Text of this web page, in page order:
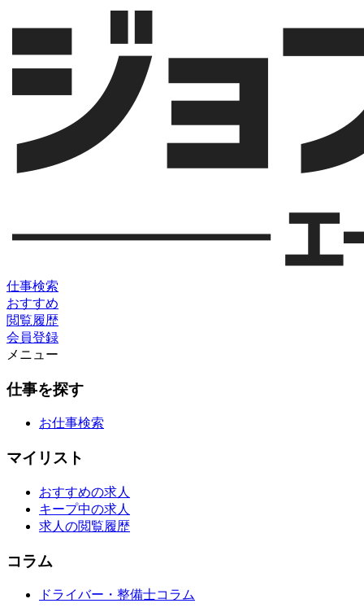
仕事検索
おすすめ
閲覧履歴
会員登録
メニュー
仕事を探す
お仕事検索
マイリスト
おすすめの求人
キープ中の求人
求人の閲覧履歴
コラム
ドライバー・整備士コラム